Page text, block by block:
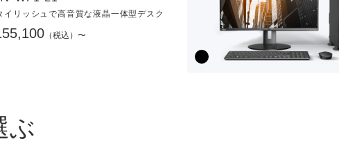
イリッシュで高音質な液晶一体型デスク
（税込）〜
ぶ